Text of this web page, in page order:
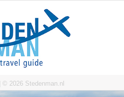
| © 2026 Stedenman.nl